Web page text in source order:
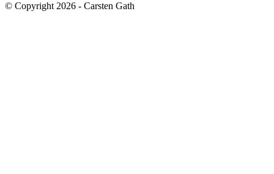
© Copyright 2026 - Carsten Gath